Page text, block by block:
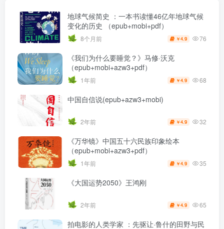
地球气候简史 ：一本书读懂46亿年地球气候
变化的历史 （epub+mobi+pdf）
8个月前 ￥4.9 76
《我们为什么要睡觉？》马修·沃克
（epub+mobi+azw3+pdf）
1年前 ￥4.9 68
中国自信说(epub+azw3+mobi)
2年前 ￥4.9 32
《万华镜》中国五十六民族印象绘本
（epub+mobi+azw3+pdf）
1年前 ￥4.9 35
《大国运势2050》王鸿刚
2年前 ￥4.9 65
拍电影的人类学家 ：先驱让·鲁什的田野与民